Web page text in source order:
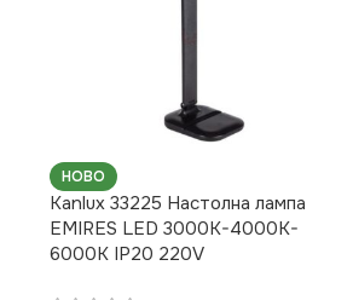
НОВО
Kanlux 33225 Настолна лампа
EMIRES LED 3000K-4000K-
6000K IP20 220V